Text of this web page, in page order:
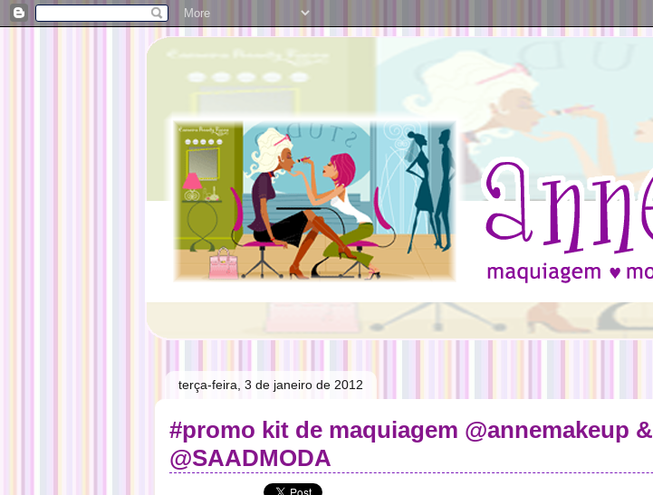
terça-feira, 3 de janeiro de 2012
#promo kit de maquiagem @annemakeup &
@SAADMODA